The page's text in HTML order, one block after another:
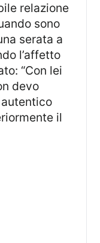
sono
serata a
l’affetto
“Con lei
devo
il